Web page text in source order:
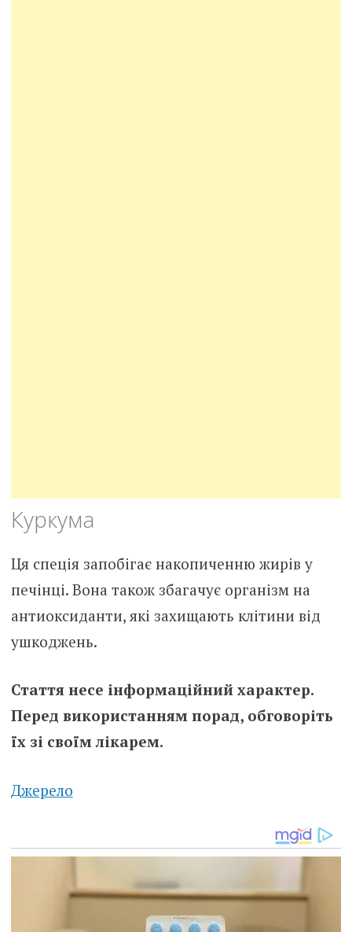
Куркума
Ця спеція запобігає накопиченню жирів у
печінці. Вона також збагачує організм на
антиоксиданти, які захищають клітини від
ушкоджень.
Стаття несе інформаційний характер.
Перед використанням порад, обговоріть
їх зі своїм лікарем.
Джерело